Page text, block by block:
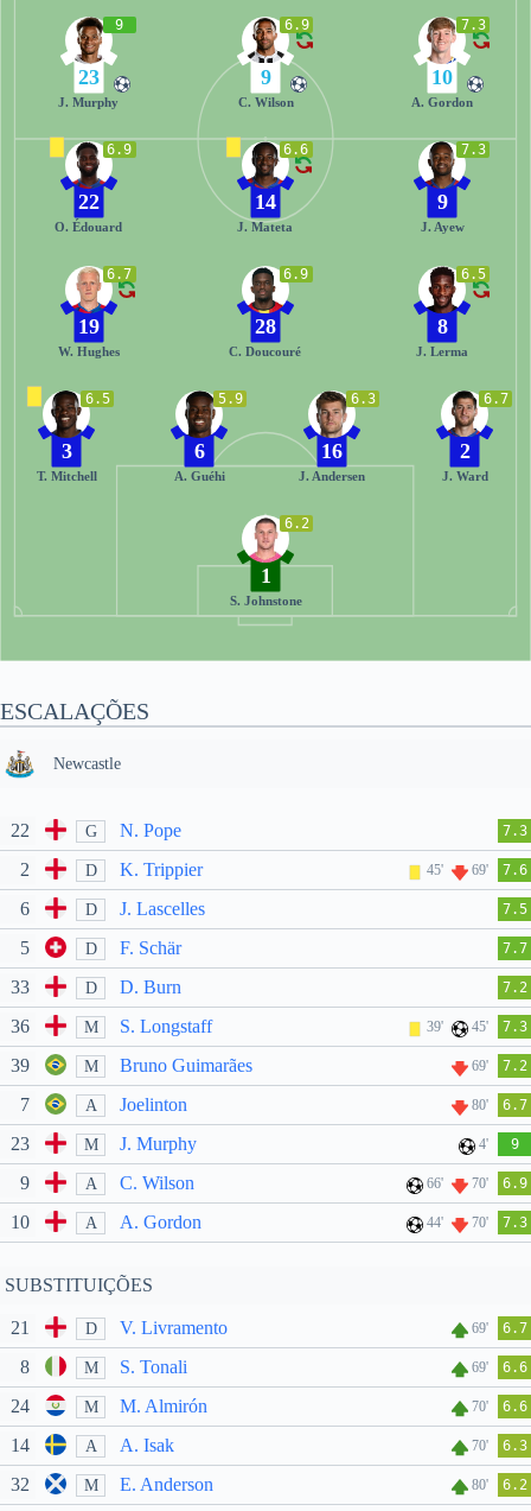
7.3
10
A. Gordon
6.9
9
C. Wilson
9
23
J. Murphy
6.2
1
S. Johnstone
6.5
3
T. Mitchell
5.9
6
A. Guéhi
6.3
16
J. Andersen
6.7
2
J. Ward
6.7
19
W. Hughes
6.9
28
C. Doucouré
6.5
8
J. Lerma
6.9
22
O. Édouard
6.6
14
J. Mateta
7.3
9
J. Ayew
ESCALAÇÕES
Newcastle
22 G N. Pope 7.3
2 D K. Trippier 45' 69' 7.6
6 D J. Lascelles 7.5
5 D F. Schär 7.7
33 D D. Burn 7.2
36 M S. Longstaff 39' 45' 7.3
39 M Bruno Guimarães 69' 7.2
7 A Joelinton 80' 6.7
23 M J. Murphy 4' 9
9 A C. Wilson 66' 70' 6.9
10 A A. Gordon 44' 70' 7.3
SUBSTITUIÇÕES
21 D V. Livramento 69' 6.7
8 M S. Tonali 69' 6.6
24 M M. Almirón 70' 6.6
14 A A. Isak 70' 6.3
32 M E. Anderson 80' 6.2